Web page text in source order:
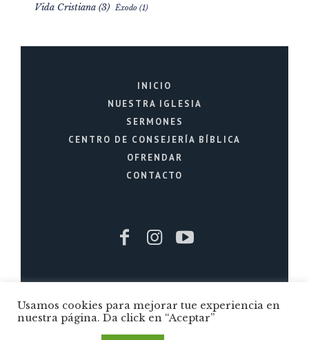
Vida Cristiana (3) Éxodo (1)
INICIO
NUESTRA IGLESIA
SERMONES
CENTRO DE CONSEJERÍA BÍBLICA
OFRENDAR
CONTACTO
los Derechos Reservados / Quito - Ecuador
Usamos cookies para mejorar tue experiencia en
nuestra página. Da click en “Aceptar”